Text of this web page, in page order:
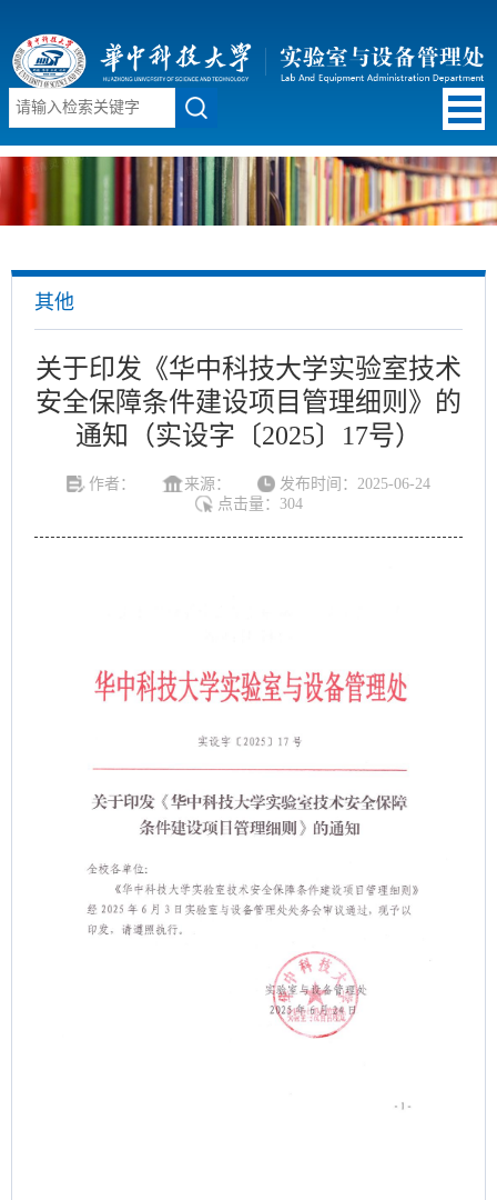
其他
关于印发《华中科技大学实验室技术
安全保障条件建设项目管理细则》的
通知（实设字〔2025〕17号）
作者： 来源：
发布时间：2025-06-24
点击量： 304